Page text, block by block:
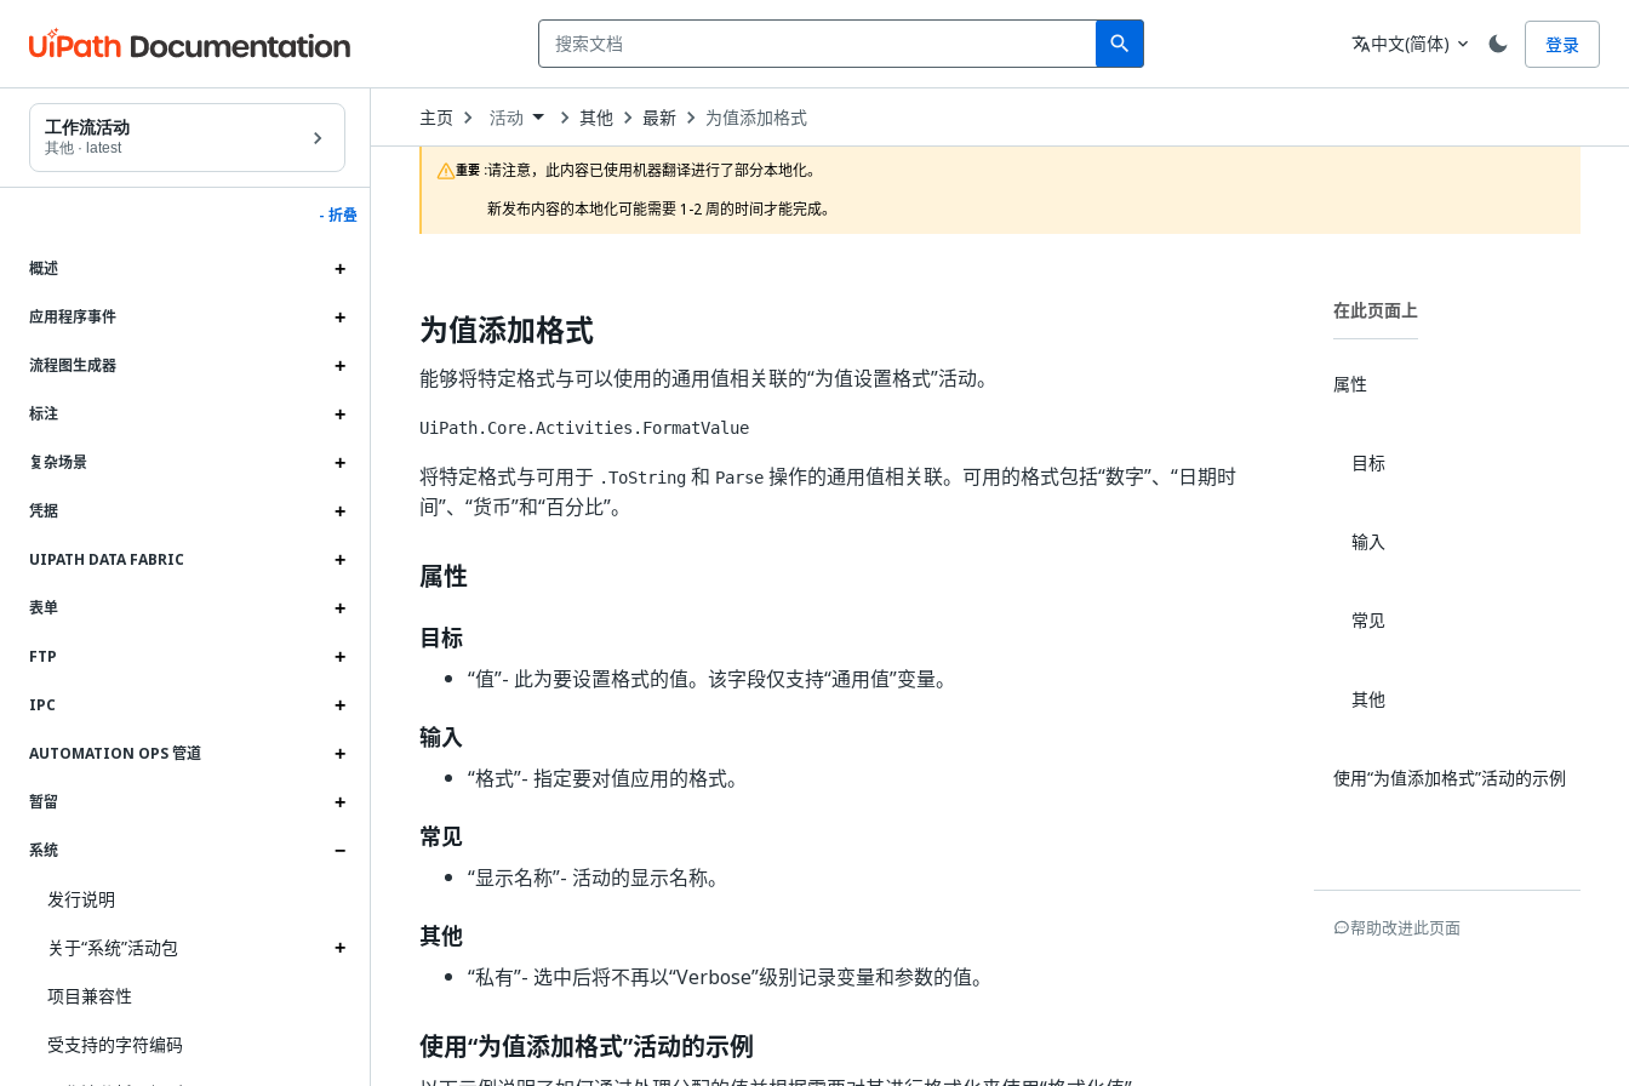
search
Search 语言
translate中文(简体) expand_more 登录
工作流活动
其他 · latest
- 折叠
概述
应用程序事件
流程图生成器
标注
复杂场景
凭据
UIPATH DATA FABRIC
表单
FTP
IPC
AUTOMATION OPS 管道
暂留
系统
发行说明
关于“系统”活动包
项目兼容性
受支持的字符编码
主页 Open
Dropdown
to
choose
product
活动 其他 最新 为值添加格式
重要 :请注意，此内容已使用机器翻译进行了部分本地化。
新发布内容的本地化可能需要 1-2 周的时间才能完成。
为值添加格式
能够将特定格式与可以使用的通用值相关联的“为值设置格式”活动。
UiPath.Core.Activities.FormatValue
将特定格式与可用于 .ToString 和 Parse 操作的通用值相关联。可用的格式包括“数字”、“日期时
间”、“货币”和“百分比”。
属性
目标
“值”- 此为要设置格式的值。该字段仅支持“通用值”变量。
输入
“格式”- 指定要对值应用的格式。
常见
“显示名称”- 活动的显示名称。
其他
“私有”- 选中后将不再以“Verbose”级别记录变量和参数的值。
使用“为值添加格式”活动的示例
在此页面上
属性
目标
输入
常见
其他
使用“为值添加格式”活动的示例
帮助改进此页面